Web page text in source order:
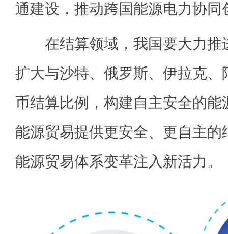
通建设，推动跨国能源电力协同
在结算领域，我国要大力推
扩大与沙特、俄罗斯、伊拉克、
币结算比例，构建自主安全的
能源贸易提供更安全、更自主的
能源贸易体系变革注入新活力。